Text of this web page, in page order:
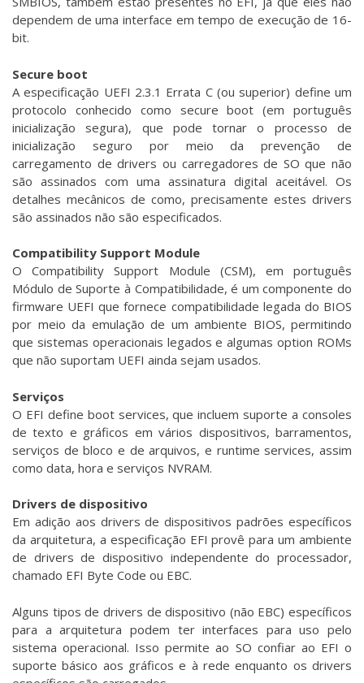
dependem de uma interface em tempo de execução de 16-
bit.
Secure boot
A especificação UEFI 2.3.1 Errata C (ou superior) define um
protocolo conhecido como secure boot (em português
inicialização segura), que pode tornar o processo de
inicialização seguro por meio da prevenção de
carregamento de drivers ou carregadores de SO que não
são assinados com uma assinatura digital aceitável. Os
detalhes mecânicos de como, precisamente estes drivers
são assinados não são especificados.
Compatibility Support Module
O Compatibility Support Module (CSM), em português
Módulo de Suporte à Compatibilidade, é um componente do
firmware UEFI que fornece compatibilidade legada do BIOS
por meio da emulação de um ambiente BIOS, permitindo
que sistemas operacionais legados e algumas option ROMs
que não suportam UEFI ainda sejam usados.
Serviços
O EFI define boot services, que incluem suporte a consoles
de texto e gráficos em vários dispositivos, barramentos,
serviços de bloco e de arquivos, e runtime services, assim
como data, hora e serviços NVRAM.
Drivers de dispositivo
Em adição aos drivers de dispositivos padrões específicos
da arquitetura, a especificação EFI provê para um ambiente
de drivers de dispositivo independente do processador,
chamado EFI Byte Code ou EBC.
Alguns tipos de drivers de dispositivo (não EBC) específicos
para a arquitetura podem ter interfaces para uso pelo
sistema operacional. Isso permite ao SO confiar ao EFI o
suporte básico aos gráficos e à rede enquanto os drivers